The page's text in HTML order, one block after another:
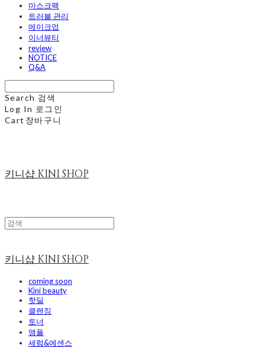
마스크팩
트러블 관리
메이크업
이너뷰티
review
NOTICE
Q&A
Search 검색
Log In 로그인
Cart 장바구니
키니샵 KINI SHOP
키니샵 KINI SHOP
coming soon
Kini beauty
핫딜
클렌징
토너
앰플
세럼&에센스